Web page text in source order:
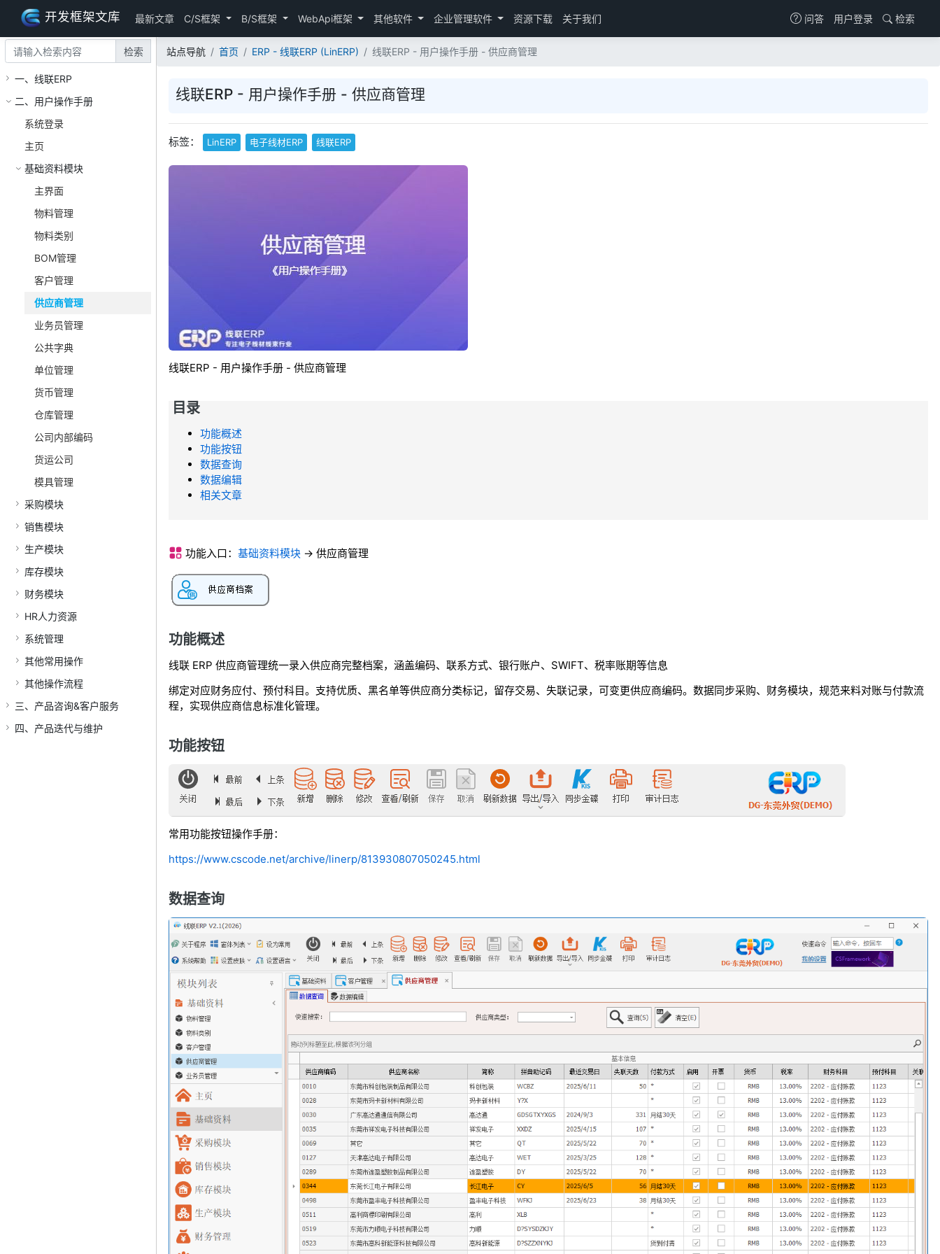
开发框架文库 最新文章 C/S框架 B/S框架 WebApi框架 其他软件 企业管理软件 资源下载 关于我们 问答 用户登录 检索
检索
一、线联ERP
二、用户操作手册
系统登录
主页
基础资料模块
主界面
物料管理
物料类别
BOM管理
客户管理
供应商管理
业务员管理
公共字典
单位管理
货币管理
仓库管理
公司内部编码
货运公司
模具管理
采购模块
销售模块
生产模块
库存模块
财务模块
HR人力资源
系统管理
其他常用操作
其他操作流程
三、产品咨询&客户服务
四、产品迭代与维护
站点导航 首页 ERP - 线联ERP (LinERP) 线联ERP - 用户操作手册 - 供应商管理
线联ERP - 用户操作手册 - 供应商管理
标签： LinERP 电子线材ERP 线联ERP
线联ERP - 用户操作手册 - 供应商管理
目录
功能概述
功能按钮
数据查询
数据编辑
相关文章
功能入口： 基础资料模块 -> 供应商管理
功能概述
线联 ERP 供应商管理统一录入供应商完整档案，涵盖编码、联系方式、银行账户、SWIFT、税率账期等信息
绑定对应财务应付、预付科目。支持优质、黑名单等供应商分类标记，留存交易、失联记录，可变更供应商编码。数据同步采购、财务模块，规范来料对账与付款流
程，实现供应商信息标准化管理。
功能按钮
常用功能按钮操作手册：
https://www.cscode.net/archive/linerp/813930807050245.html
数据查询